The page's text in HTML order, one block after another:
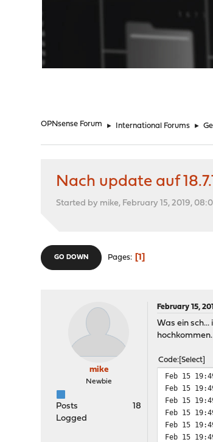
OPNsense Forum ► International Forums ►
Nach update auf
Started by mike, February 15, 2019,
GO DOWN Pages 1
mike
Newbie
Posts
18
Logged
February 15,
Was ein
hochkommen.
Code Select
Feb 15
Feb 15
Feb 15
Feb 15
Feb 15
Feb 15